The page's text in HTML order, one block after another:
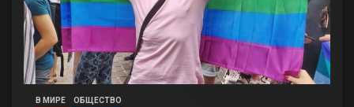
В МИРЕ ОБЩЕСТВО